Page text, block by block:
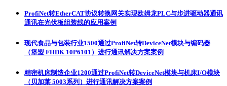
ProfiNet转EtherCAT协议转换网关实现欧姆龙PLC与步进驱动器通讯
通讯在光伏板组装线的应用案例
现代食品与包装行业1500通过ProfiNet转DeviceNet模块与编码器
（堡盟 FHDK 10P6101）进行通讯解决方案案例
精密机床制造企业1200通过ProfiNet转DeviceNet模块与机床I/O模块
（贝加莱 5003系列）进行通讯解决方案案例